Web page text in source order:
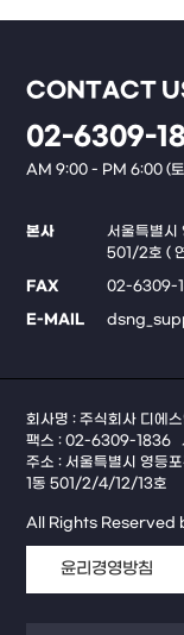
CONTACT
02-6309-
AM 9:00 - PM 6:00 (
본사
서울특별시
501/2호 (
FAX
02-6309-
E-MAIL
회사명 : 주식회사 디에스
팩스 : 02-6309-1836
주소 : 서울특별시 영등
1동 501/2/4/12/13호
All Rights Reserved
윤리경영방침